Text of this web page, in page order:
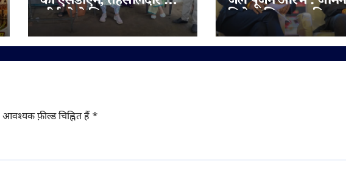
सीईओ ने लिया जायजा,
श्रद्धालुओं को बेहतर सुविधाएं
देने पर जोर
मिलेगा लिफ़्ट का गिफ़्ट
आवश्यक फ़ील्ड चिह्नित हैं *